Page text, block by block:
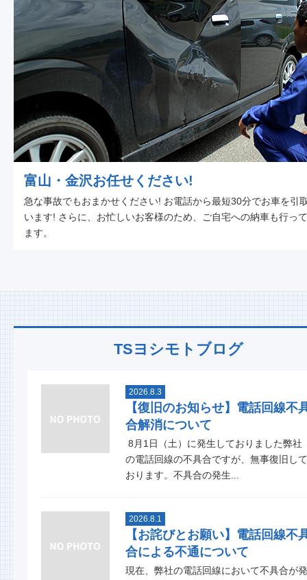
富山・金沢お任せください!
急な事故でもおまかせください! お電話から最短30分でお車を引
います! さらに、お忙しいお客様のため、ご自宅への納車も行っ
ます。
TSヨシモトブログ
2026.8.3
【復旧のお知らせ】電話回線不
合解消について
8月1日（土）に発生しておりました弊社
の電話回線の不具合ですが、無事復旧して
おります。不具合の発生...
2026.8.1
【お詫びとお願い】電話回線不
合による不通について
現在、弊社の電話回線において不具合が発